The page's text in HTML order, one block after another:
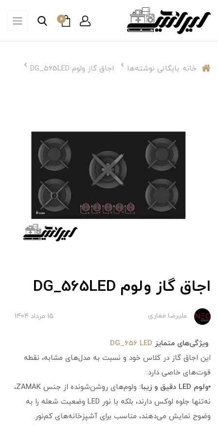
0
خانه بایگانی نوشته‌ها اجاق گاز ولوم DG_565LED
اجاق گاز ولوم DG_565LED
علیرضا مغاری 15 مرداد 1404
ویژگی‌های متمایز DG_656 LED
این اجاق گاز در کلاس خود و نسبت به مدل‌های مشابه، نقطه
قوت‌های خاصی دارد:
•ولوم LED دقیق و زیبا:
ولوم‌های روشن‌شونده از جنس ZAMAK،
نه‌تنها جلوه لوکس دارند، بلکه با نور LED وضعیت شعله را به
وضوح نمایش می‌دهند، مناسب برای آشپزخانه‌های کم‌نور.